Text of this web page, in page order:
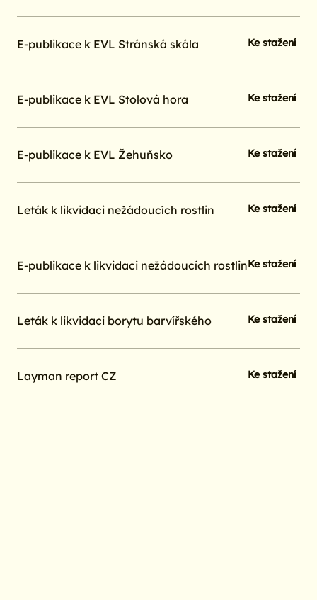
E-publikace k EVL Stránská skála Ke stažení
E-publikace k EVL Stolová hora Ke stažení
E-publikace k EVL Žehuňsko Ke stažení
Leták k likvidaci nežádoucích rostlin Ke stažení
E-publikace k likvidaci nežádoucích rostlinKe stažení
Leták k likvidaci borytu barvířského Ke stažení
Layman report CZ Ke stažení